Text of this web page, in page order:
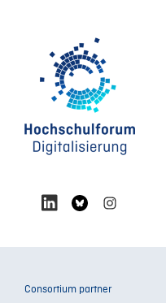
Consortium partner